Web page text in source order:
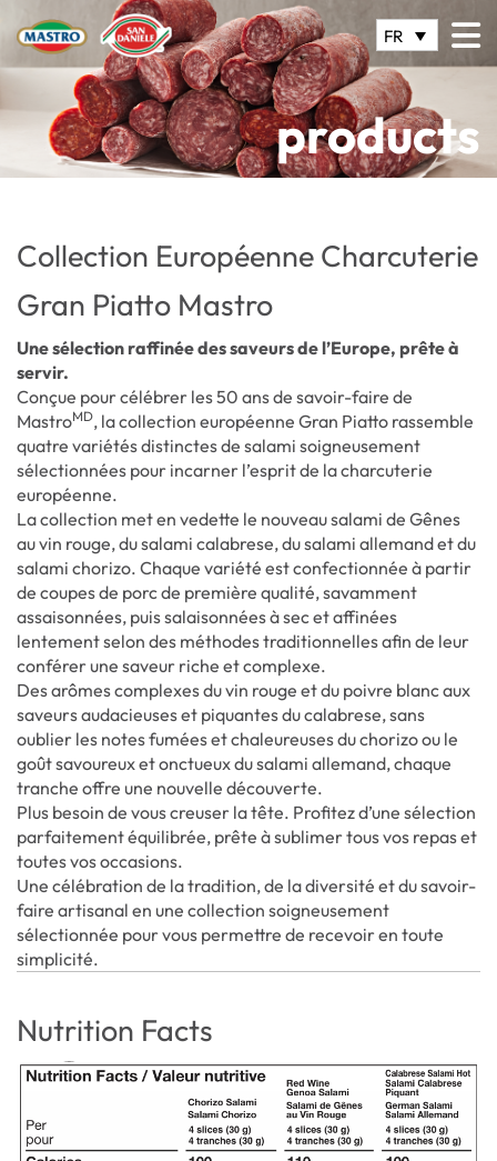
FR
products
Collection Européenne Charcuterie
Gran Piatto Mastro
Une sélection raffinée des saveurs de l’Europe, prête à
servir.
Conçue pour célébrer les 50 ans de savoir-faire de
MastroMD, la collection européenne Gran Piatto rassemble
quatre variétés distinctes de salami soigneusement
sélectionnées pour incarner l’esprit de la charcuterie
européenne.
La collection met en vedette le nouveau salami de Gênes
au vin rouge, du salami calabrese, du salami allemand et du
salami chorizo. Chaque variété est confectionnée à partir
de coupes de porc de première qualité, savamment
assaisonnées, puis salaisonnées à sec et affinées
lentement selon des méthodes traditionnelles afin de leur
conférer une saveur riche et complexe.
Des arômes complexes du vin rouge et du poivre blanc aux
saveurs audacieuses et piquantes du calabrese, sans
oublier les notes fumées et chaleureuses du chorizo ou le
goût savoureux et onctueux du salami allemand, chaque
tranche offre une nouvelle découverte.
Plus besoin de vous creuser la tête. Profitez d’une sélection
parfaitement équilibrée, prête à sublimer tous vos repas et
toutes vos occasions.
Une célébration de la tradition, de la diversité et du savoir-
faire artisanal en une collection soigneusement
sélectionnée pour vous permettre de recevoir en toute
simplicité.
Nutrition Facts